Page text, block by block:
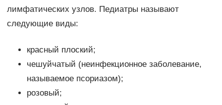
лимфатических узлов. Педиатры называют
следующие виды:
красный плоский;
чешуйчатый (неинфекционное заболевание,
называемое псориазом);
розовый;